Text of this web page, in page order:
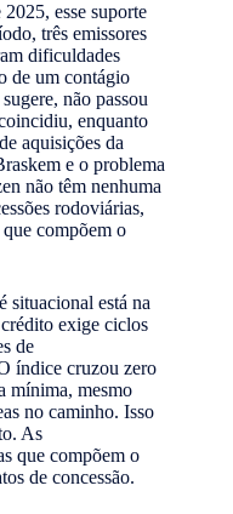
esse suporte
três emissores
dificuldades
de um contágio
não passou
enquanto
aquisições da
e o problema
não têm nenhuma
rodoviárias,
que compõem o
situacional está na
exige ciclos
de
índice cruzou zero
mínima, mesmo
no caminho. Isso
As
que compõem o
de concessão.